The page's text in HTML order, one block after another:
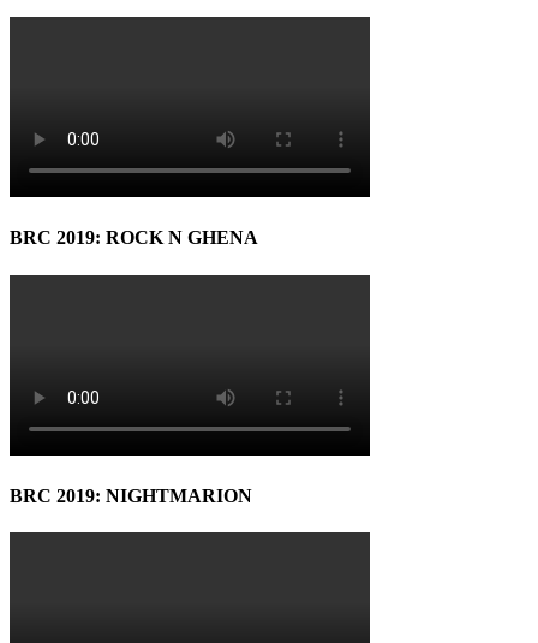
BRC 2019: ROCK N GHENA
BRC 2019: NIGHTMARION